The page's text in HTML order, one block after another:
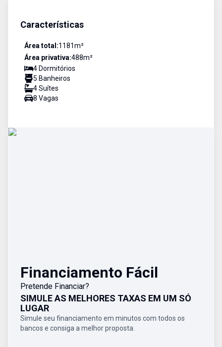
Características
Área total:1181m²
Área privativa:488m²
4 Dormitórios
5 Banheiros
4Suítes
8 Vagas
Financiamento Fácil
Pretende Financiar?
SIMULE AS MELHORES TAXAS EM UM SÓ
LUGAR
Simule seu financiamento em minutos com todos os
bancos e consiga a melhor proposta.